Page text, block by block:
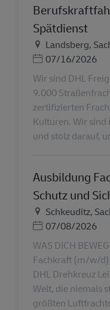
Spätdienst
LieuLandsberg,
Posted Date
07/16/2026
Wir sind DHL
9.000
zertifizierten
Kulturen. Wir sind
und stolz darauf,
Ausbildung
Schutz und
LieuSchkeuditz,
Posted Date
07/08/2026
WAS DICH
Fachkraft (m/w/d)
DHL Drehkreuz
Welt, die niemals
größten